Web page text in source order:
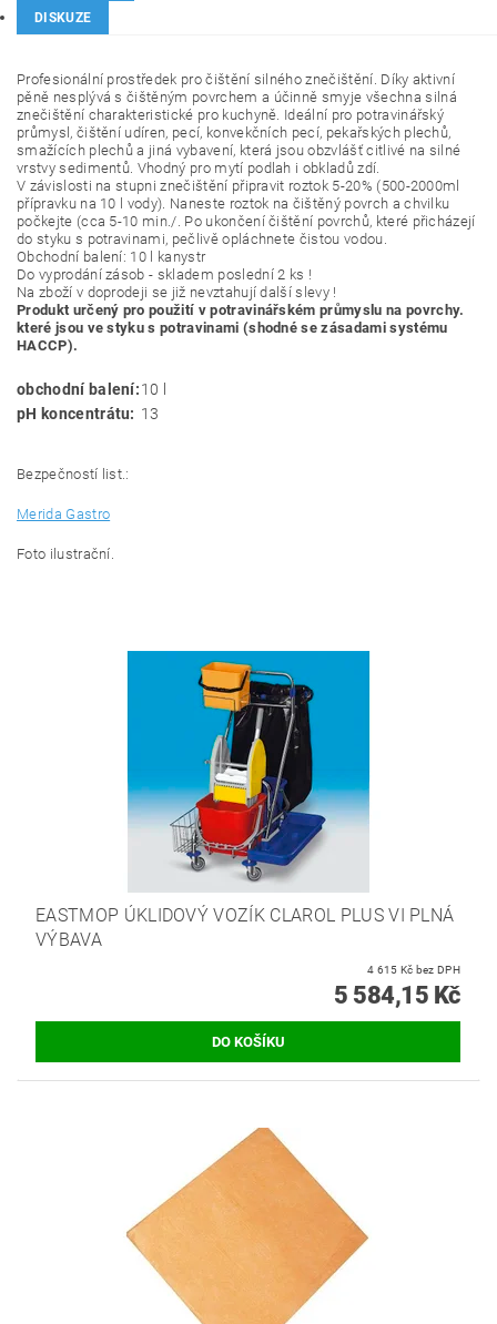
DISKUZE
Profesionální prostředek pro čištění silného znečištění. Díky aktivní
pěně nesplývá s čištěným povrchem a účinně smyje všechna silná
znečištění charakteristické pro kuchyně. Ideální pro potravinářský
průmysl, čištění udíren, pecí, konvekčních pecí, pekařských plechů,
smažících plechů a jiná vybavení, která jsou obzvlášť citlivé na silné
vrstvy sedimentů. Vhodný pro mytí podlah i obkladů zdí.
V závislosti na stupni znečištění připravit roztok 5-20% (500-2000ml
přípravku na 10 l vody). Naneste roztok na čištěný povrch a chvilku
počkejte (cca 5-10 min./. Po ukončení čištění povrchů, které přicházejí
do styku s potravinami, pečlivě opláchnete čistou vodou.
Obchodní balení: 10 l kanystr
Do vyprodání zásob - skladem poslední 2 ks !
Na zboží v doprodeji se již nevztahují další slevy !
Produkt určený pro použití v potravinářském průmyslu na povrchy.
které jsou ve styku s potravinami (shodné se zásadami systému
HACCP).
obchodní balení:10 l
pH koncentrátu: 13
Bezpečností list.:
Merida Gastro
Foto ilustrační.
EASTMOP ÚKLIDOVÝ VOZÍK CLAROL PLUS VI PLNÁ
VÝBAVA
4 615 Kč bez DPH
5 584,15 Kč